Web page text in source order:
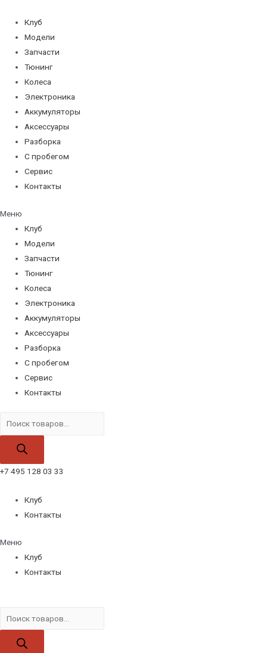
содержимому
Клуб
Модели
Запчасти
Тюнинг
Колеса
Электроника
Аккумуляторы
Аксессуары
Разборка
С пробегом
Сервис
Контакты
Меню
Клуб
Модели
Запчасти
Тюнинг
Колеса
Электроника
Аккумуляторы
Аксессуары
Разборка
С пробегом
Сервис
Контакты
товаров
+7 495 128 03 33
Клуб
Контакты
Меню
Клуб
Контакты
товаров